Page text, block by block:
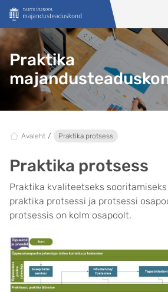
Liigu edasi põhisisu juurde
Praktika
Avaleht Praktika protsess
Praktika protsess
Praktika kvaliteetseks
praktika protsessi ja protsessi
protsessis on kolm osapoolt.